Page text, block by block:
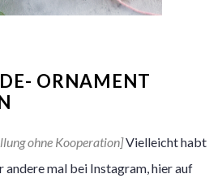
ORNAMENT
ohne Kooperation]Vielleicht habt
andere mal bei Instagram, hier auf